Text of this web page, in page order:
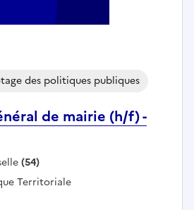
de mairie (h/f) -
des politiques publiques
(54)
:Territoriale